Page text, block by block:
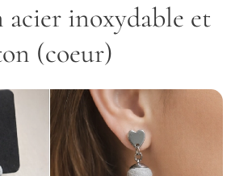
acier inoxydable et
(coeur)